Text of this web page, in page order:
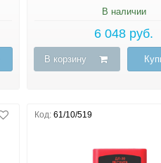
В наличии
6 048 руб.
В корзину
Код: 61/10/519